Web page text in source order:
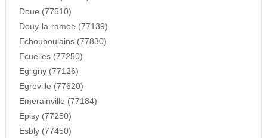
Doue (77510)
Douy-la-ramee (77139)
Echouboulains (77830)
Ecuelles (77250)
Egligny (77126)
Egreville (77620)
Emerainville (77184)
Episy (77250)
Esbly (77450)